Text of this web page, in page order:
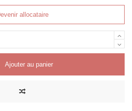
allocataire
Ajouter au panier